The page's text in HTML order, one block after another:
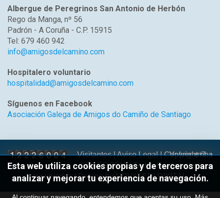
Albergue de Peregrinos San Antonio de Herbón
Rego da Manga, nº 56
Padrón - A Coruña - C.P. 15915
Tel: 679 460 942
info@amigosdelcamino.com
Hospitalero voluntario
hospitalidad@amigosdelcamino.com
Síguenos en Facebook
Asociación Galega de Amigos do Camiño de Santiago
Volver arriba
Visitantes |Aviso Legal| Copyright ©
AGACS 2017 | Todos los derechos
reservados | Design byNOVATEDI DIXITAL
Esta web utiliza cookies propias y de terceros para
analizar y mejorar tu experiencia de navegación.